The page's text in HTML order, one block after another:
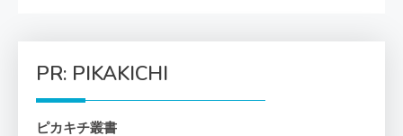
の
ペ
PR: PIKAKICHI
ピカキチ叢書